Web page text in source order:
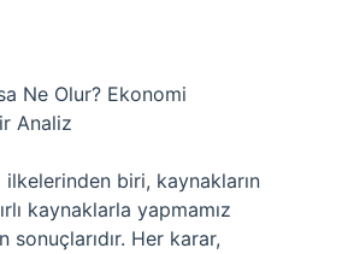
Ne Olur? Ekonomi
Analiz
biri, kaynakların
kaynaklarla yapmamız
sonuçlarıdır. Her karar,